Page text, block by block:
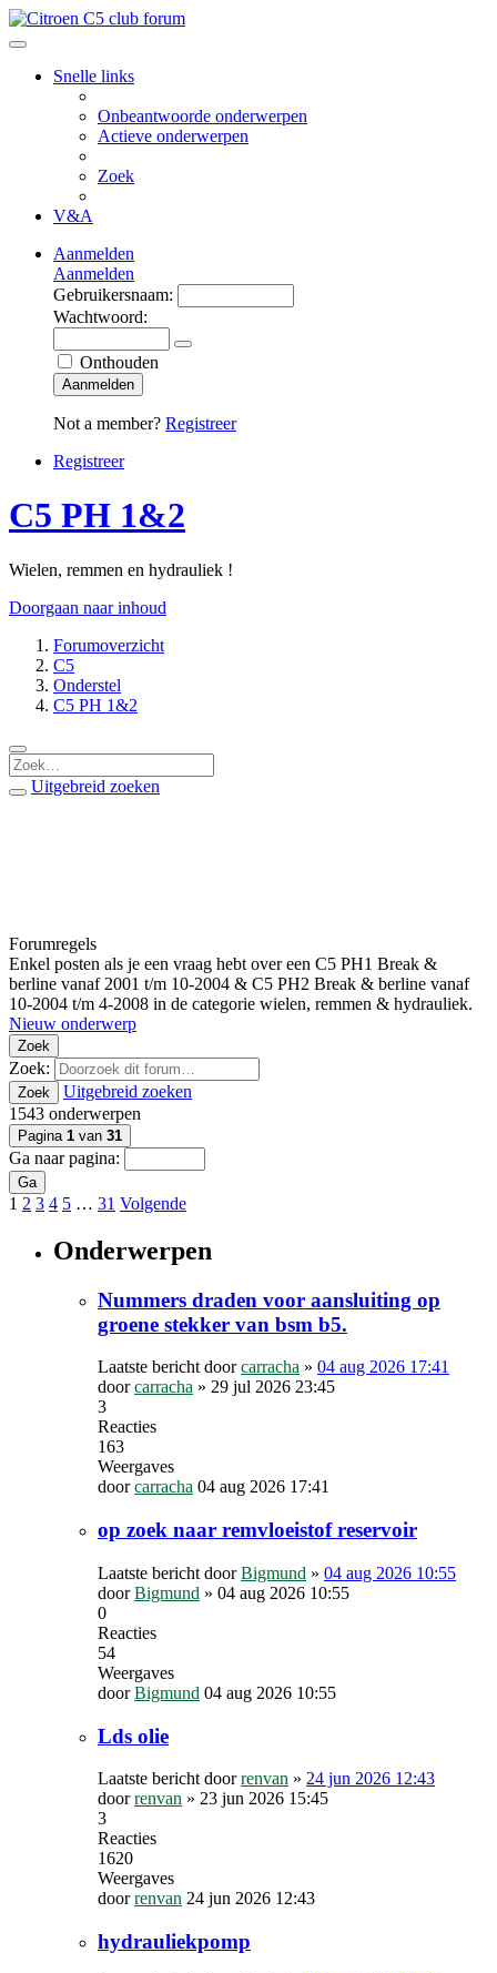
Snelle links
Onbeantwoorde onderwerpen
Actieve onderwerpen
Zoek
V&A
Aanmelden
Aanmelden
Gebruikersnaam:
Wachtwoord:
Onthouden
Aanmelden
Not a member? Registreer
Registreer
C5 PH 1&2
Wielen, remmen en hydrauliek !
Doorgaan naar inhoud
Forumoverzicht
C5
Onderstel
C5 PH 1&2
Uitgebreid zoeken
Forumregels
Enkel posten als je een vraag hebt over een C5 PH1 Break &
berline vanaf 2001 t/m 10-2004 & C5 PH2 Break & berline vanaf
10-2004 t/m 4-2008 in de categorie wielen, remmen & hydrauliek.
Nieuw onderwerp
Zoek
Zoek:
Zoek
Uitgebreid zoeken
1543 onderwerpen
Pagina 1 van 31
Ga naar pagina:
Ga
1 2 3 4 5 … 31 Volgende
Onderwerpen
Nummers draden voor aansluiting op
groene stekker van bsm b5.
Laatste bericht doorcarracha » 04 aug 2026 17:41
doorcarracha » 29 jul 2026 23:45
3
Reacties
163
Weergaves
doorcarracha 04 aug 2026 17:41
op zoek naar remvloeistof reservoir
Laatste bericht doorBigmund » 04 aug 2026 10:55
doorBigmund » 04 aug 2026 10:55
0
Reacties
54
Weergaves
doorBigmund 04 aug 2026 10:55
Lds olie
Laatste bericht doorrenvan » 24 jun 2026 12:43
doorrenvan » 23 jun 2026 15:45
3
Reacties
1620
Weergaves
doorrenvan 24 jun 2026 12:43
hydrauliekpomp